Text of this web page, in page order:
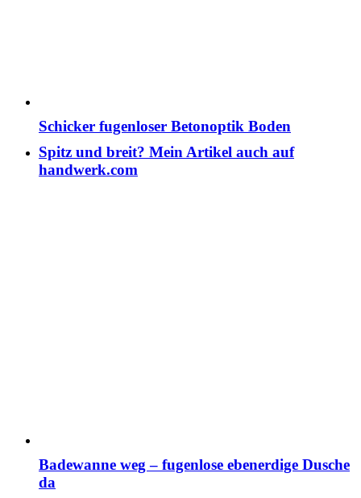
Schicker fugenloser Betonoptik Boden
Spitz und breit? Mein Artikel auch auf
handwerk.com
Badewanne weg – fugenlose ebenerdige Dusche
da